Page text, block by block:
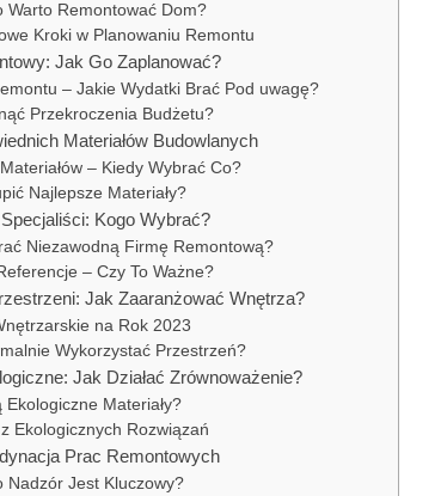
Warto Remontować Dom?
Kroki w Planowaniu Remontu
Jak Go Zaplanować?
– Jakie Wydatki Brać Pod uwagę?
Przekroczenia Budżetu?
Materiałów Budowlanych
– Kiedy Wybrać Co?
Najlepsze Materiały?
Kogo Wybrać?
Niezawodną Firmę Remontową?
– Czy To Ważne?
Jak Zaaranżować Wnętrza?
na Rok 2023
Wykorzystać Przestrzeń?
Jak Działać Zrównoważenie?
Ekologiczne Materiały?
Ekologicznych Rozwiązań
Prac Remontowych
Nadzór Jest Kluczowy?